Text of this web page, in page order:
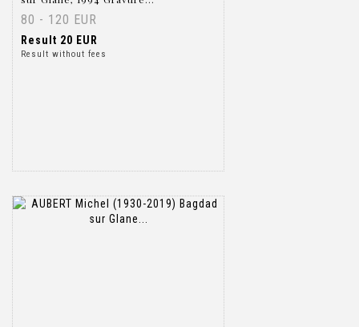
80 - 120 EUR
Result 20 EUR
Result without fees